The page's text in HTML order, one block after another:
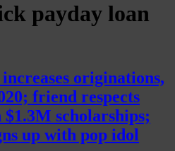
payday loan
originations,
friend respects
scholarships;
up with pop idol